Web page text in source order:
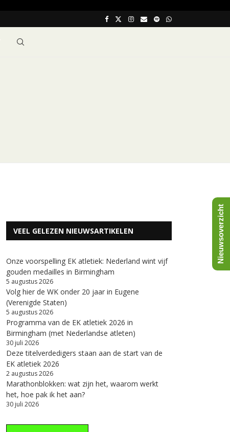
VEEL GELEZEN NIEUWSARTIKELEN
Onze voorspelling EK atletiek: Nederland wint vijf
gouden medailles in Birmingham
5 augustus 2026
Volg hier de WK onder 20 jaar in Eugene
(Verenigde Staten)
5 augustus 2026
Programma van de EK atletiek 2026 in
Birmingham (met Nederlandse atleten)
30 juli 2026
Deze titelverdedigers staan aan de start van de
EK atletiek 2026
2 augustus 2026
Marathonblokken: wat zijn het, waarom werkt
het, hoe pak ik het aan?
30 juli 2026
Nieuwsoverzicht